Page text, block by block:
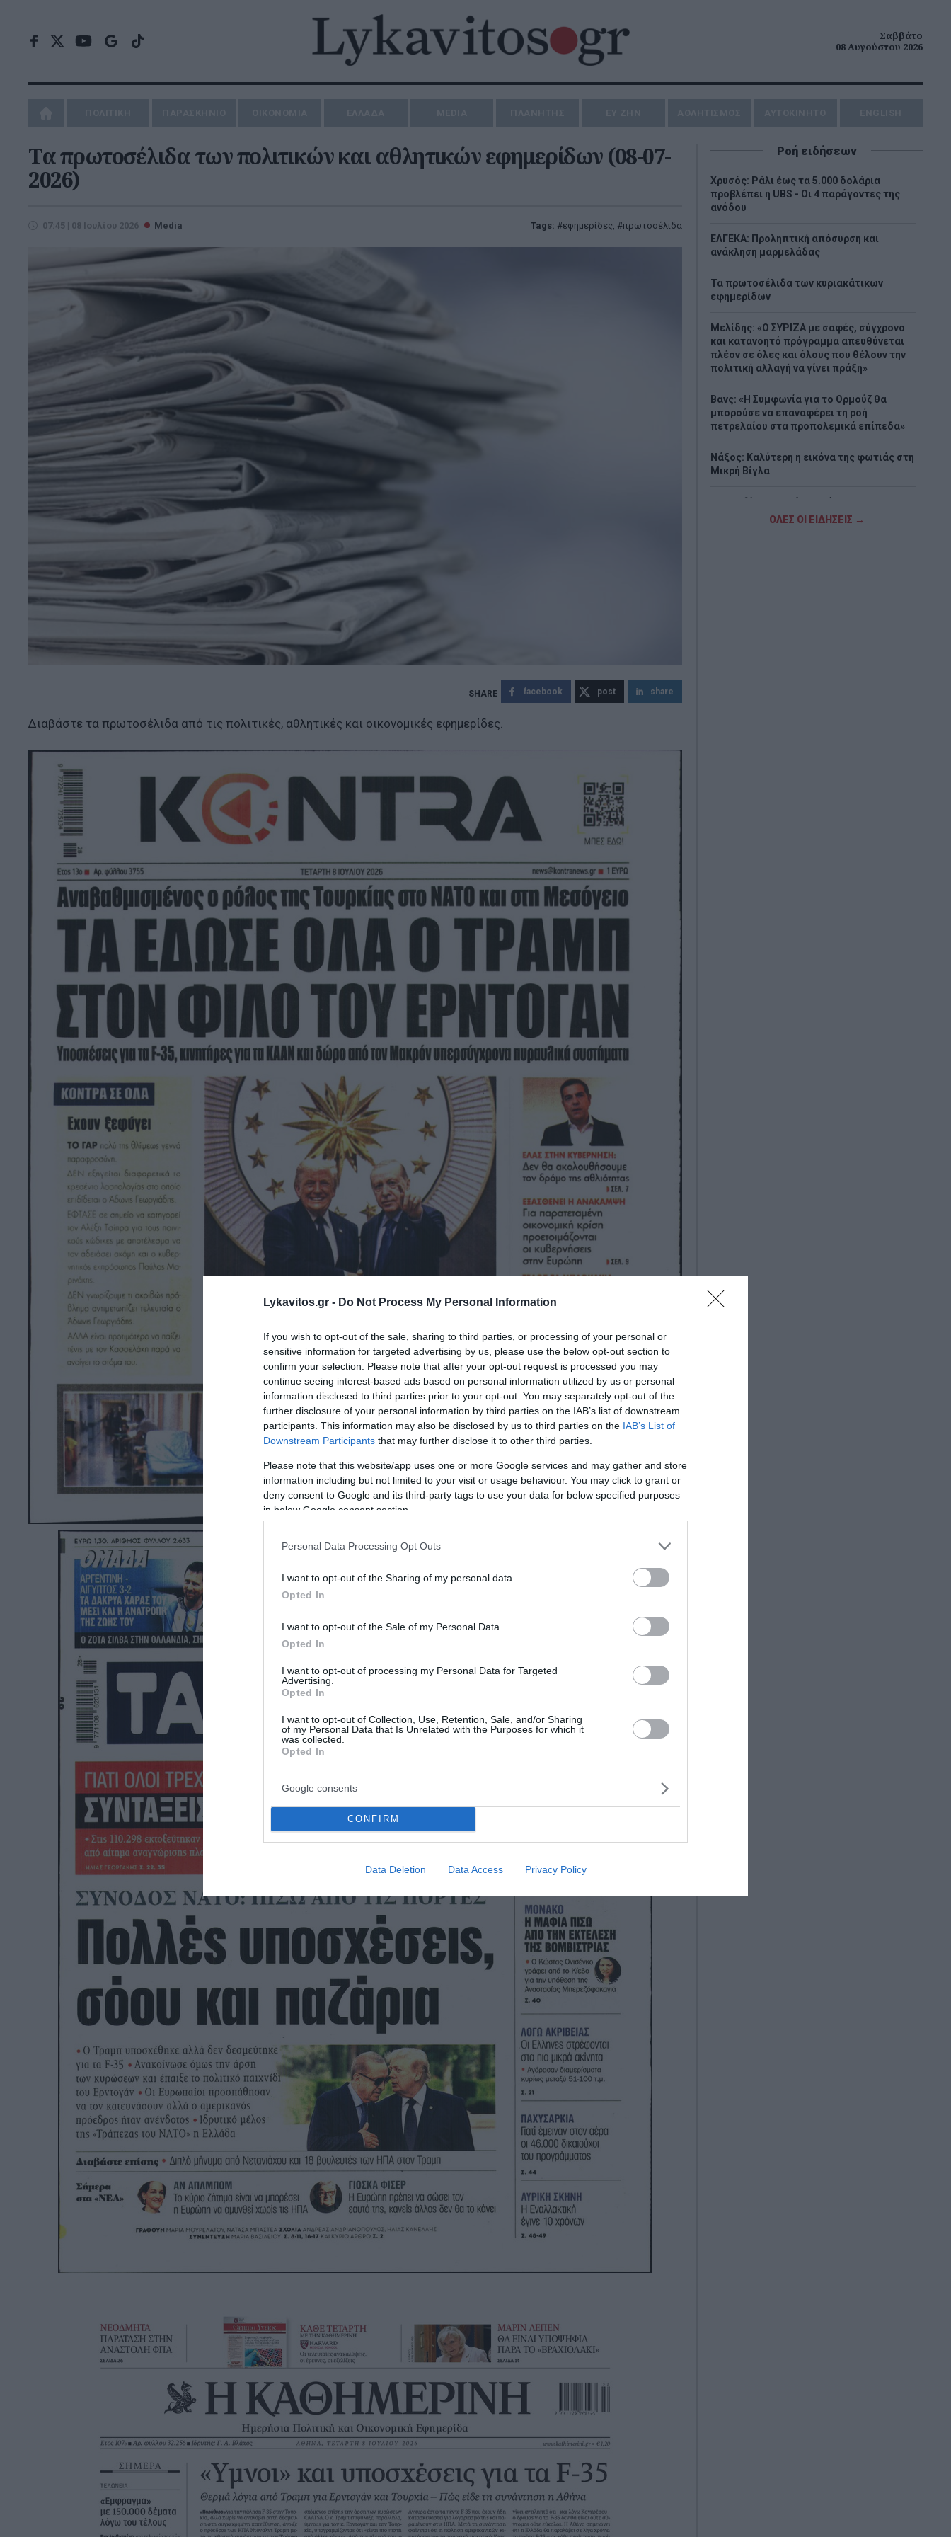
Lykavitos.gr - Do Not Process My Personal Information
If you wish to opt-out of the sale, sharing to third parties, or processing of your personal or
sensitive information for targeted advertising by us, please use the below opt-out section to
confirm your selection. Please note that after your opt-out request is processed you may
continue seeing interest-based ads based on personal information utilized by us or personal
information disclosed to third parties prior to your opt-out. You may separately opt-out of the
further disclosure of your personal information by third parties on the IAB’s list of downstream
participants. This information may also be disclosed by us to third parties on the IAB’s List of
Downstream Participants that may further disclose it to other third parties.
Please note that this website/app uses one or more Google services and may gather and store
information including but not limited to your visit or usage behaviour. You may click to grant or
deny consent to Google and its third-party tags to use your data for below specified purposes
in below Google consent section.
Personal Data Processing Opt Outs
I want to opt-out of the Sharing of my personal data.
Opted In
I want to opt-out of the Sale of my Personal Data.
Opted In
I want to opt-out of processing my Personal Data for Targeted
Advertising.
Opted In
I want to opt-out of Collection, Use, Retention, Sale, and/or Sharing
of my Personal Data that Is Unrelated with the Purposes for which it
was collected.
Opted In
Google consents
CONFIRM
Data Deletion Data Access Privacy Policy
Σαββάτο
08 Αυγούστου 2026
Τα πρωτοσέλιδα των πολιτικών και αθλητικών εφημερίδων (08-07-
2026)
07:45 | 08 Ιουλίου 2026 Media Tags: εφημερίδες, πρωτοσέλιδα
facebook post share
Διαβάστε τα πρωτοσέλιδα από τις πολιτικές, αθλητικές και οικονομικές εφημερίδες.
Ροή ειδήσεων
Χρυσός: Ράλι έως τα 5.000 δολάρια
προβλέπει η UBS - Οι 4 παράγοντες της
ανόδου
ΕΛΓΕΚΑ: Προληπτική απόσυρση και
ανάκληση μαρμελάδας
Τα πρωτοσέλιδα των κυριακάτικων
εφημερίδων
Μελίδης: «Ο ΣΥΡΙΖΑ με σαφές, σύγχρονο
και κατανοητό πρόγραμμα απευθύνεται
πλέον σε όλες και όλους που θέλουν την
πολιτική αλλαγή να γίνει πράξη»
Βανς: «Η Συμφωνία για το Ορμούζ θα
μπορούσε να επαναφέρει τη ροή
πετρελαίου στα προπολεμικά επίπεδα»
Νάξος: Καλύτερη η εικόνα της φωτιάς στη
Μικρή Βίγλα
Τραγωδία στην Πάρο: Πνίγηκε 4χρονος σε
πισίνα beach bar - Προσήχθησαν
ΟΛΕΣ ΟΙ ΕΙΔΗΣΕΙΣ →